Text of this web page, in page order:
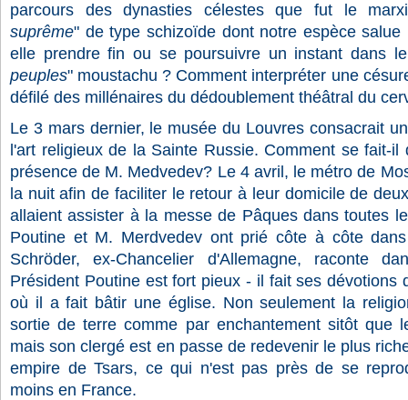
parcours des dynasties célestes que fut le
suprême" de type schizoïde dont notre espèce
elle prendre fin ou se poursuivre un instant dans
peuples" moustachu ? Comment interpréter une
défilé des millénaires du dédoublement théâtral du
Le 3 mars dernier, le musée du Louvres consacrait
l'art religieux de la Sainte Russie. Comment se fait-
présence de M. Medvedev? Le 4 avril, le métro de
la nuit afin de faciliter le retour à leur domicile de
allaient assister à la messe de Pâques dans toutes
Poutine et M. Merdvedev ont prié côte à côte
Schröder, ex-Chancelier d'Allemagne, raconte
Président Poutine est fort pieux - il fait ses dévotions
où il a fait bâtir une église. Non seulement la
sortie de terre comme par enchantement sitôt que
mais son clergé est en passe de redevenir le plus
empire de Tsars, ce qui n'est pas près de se
moins en France.